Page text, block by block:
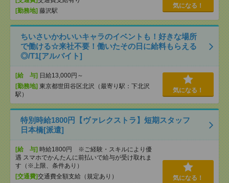
[勤務地] 藤沢駅
気になる！
ちいさいかわいいキャラのイベントも！好きな場所
で働ける☆来社不要！働いたその日に給料もらえる
◎/T1[アルバイト]
[給 与] 日給13,000円～
[勤務地] 東京都世田谷区北沢（最寄り駅：下北沢
駅）
気になる！
特別時給1800円【ヴァレクストラ】短期スタッフ
日本橋[派遣]
[給 与] 時給1800円 ※ご経験・スキルにより優
遇 スマホでかんたんに前払いで給与が受け取れま
す（※上限、条件あり）
[交通費]交通費全額支給（規定あり）
気になる！